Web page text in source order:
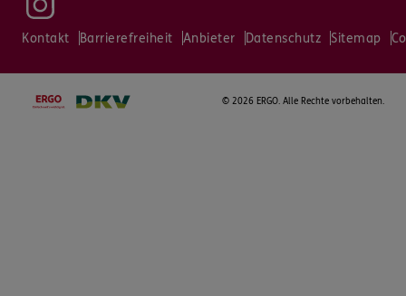
Kontakt Barrierefreiheit Anbieter Datenschutz Sitemap
© 2026 ERGO. Alle Rechte vorbehalten.